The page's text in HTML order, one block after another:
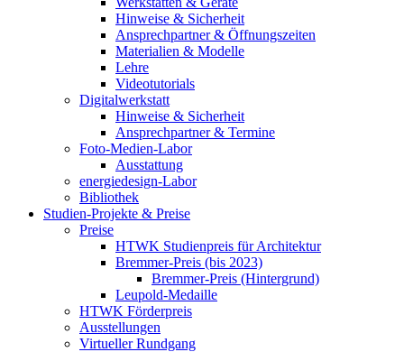
Hinweise & Sicherheit
Ansprechpartner & Öffnungszeiten
Materialien & Modelle
Lehre
Videotutorials
Digitalwerkstatt
Hinweise & Sicherheit
Ansprechpartner & Termine
Foto-Medien-Labor
Ausstattung
energiedesign-Labor
Bibliothek
Studien-Projekte & Preise
Preise
HTWK Studienpreis für Architektur
Bremmer-Preis (bis 2023)
Bremmer-Preis (Hintergrund)
Leupold-Medaille
HTWK Förderpreis
Ausstellungen
Virtueller Rundgang